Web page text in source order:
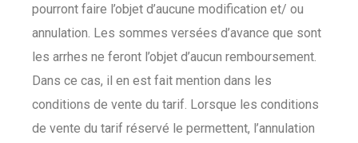
pourront faire l’objet d’aucune modification et/ ou
annulation. Les sommes versées d’avance que sont
les arrhes ne feront l’objet d’aucun remboursement.
Dans ce cas, il en est fait mention dans les
conditions de vente du tarif. Lorsque les conditions
de vente du tarif réservé le permettent, l’annulation